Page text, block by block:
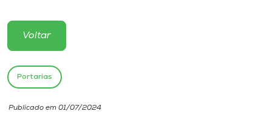
Atendimento ao Estudante
Portal de Ensino
Unoesc
Voltar
Portarias
Publicado em 01/07/2024